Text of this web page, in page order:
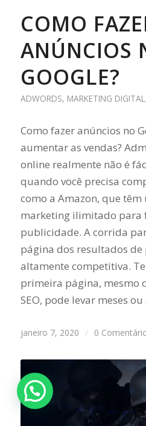
COMO
ANÚNCIOS
GOOGLE?
ADWORDS, MARKETING DIGITAL
Como fazer anúncios no
aumentar as vendas?
online realmente não é
quando você precisa
como a Amazon, que
marketing ilimitado para
publicidade. A corrida
página dos resultados de
altamente competitiva.
primeira página, mesmo
SEO, pode levar meses
janeiro 7, 2020 / 0